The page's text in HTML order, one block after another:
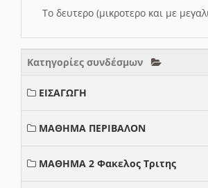
Το δευτερο (μικροτερο και με
Κατηγορίες συνδέσμων
ΕΙΣΑΓΩΓΗ
ΜΑΘΗΜΑ ΠΕΡΙΒΑΛΟΝ
ΜΑΘΗΜΑ 2 Φακελος Τριτης